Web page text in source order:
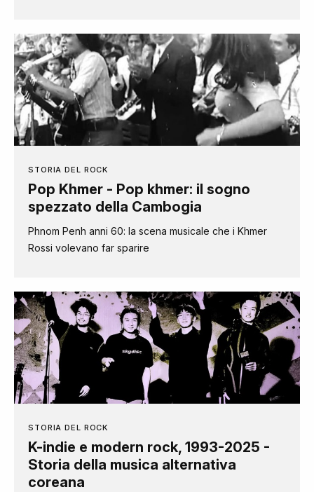
STORIA DEL ROCK
Pop Khmer - Pop khmer: il sogno
spezzato della Cambogia
Phnom Penh anni 60: la scena musicale che i Khmer
Rossi volevano far sparire
STORIA DEL ROCK
K-indie e modern rock, 1993-2025 -
Storia della musica alternativa
coreana